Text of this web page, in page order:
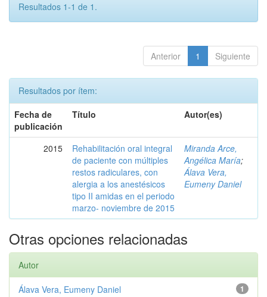
Resultados 1-1 de 1.
Anterior 1 Siguiente
Resultados por ítem:
Fecha de
publicación
Título Autor(es)
2015
Rehabilitación oral integral
de paciente con múltiples
restos radiculares, con
alergia a los anestésicos
tipo II amidas en el periodo
marzo- noviembre de 2015
Miranda Arce,
Angélica María;
Álava Vera,
Eumeny Daniel
Otras opciones relacionadas
Autor
1
Álava Vera, Eumeny Daniel